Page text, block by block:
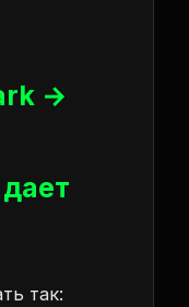
→
так: